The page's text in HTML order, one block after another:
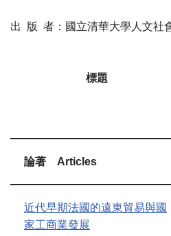
出 版 者：國立清華大學人文社
標題
論著 Articles
近代早期法國的遠東貿易與國
家工商業發展